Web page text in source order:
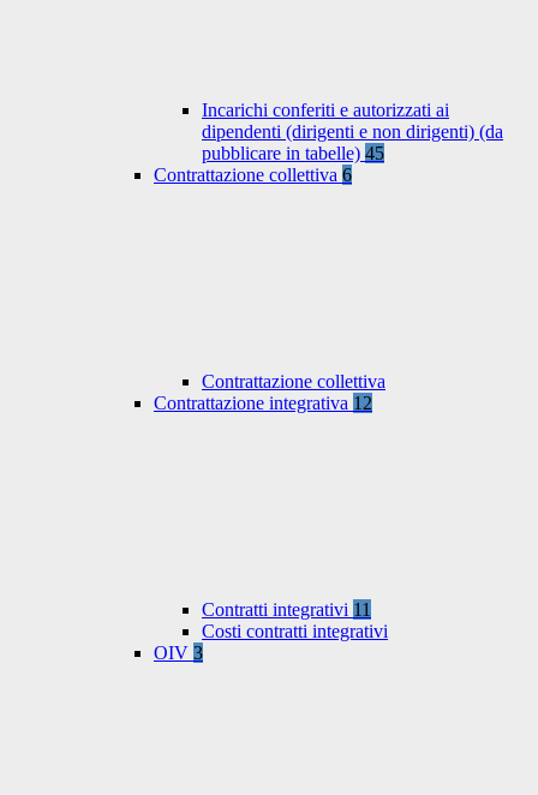
Incarichi conferiti e autorizzati ai
dipendenti (dirigenti e non dirigenti) (da
pubblicare in tabelle) 45
Contrattazione collettiva 6
Contrattazione collettiva
Contrattazione integrativa 12
Contratti integrativi 11
Costi contratti integrativi
OIV 3